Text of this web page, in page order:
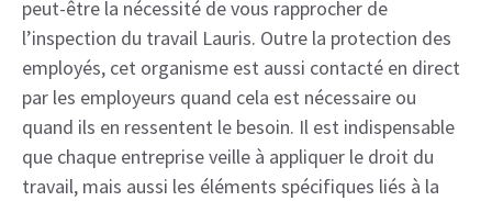
peut-être la nécessité de vous rapprocher de
l’inspection du travail Lauris. Outre la protection des
employés, cet organisme est aussi contacté en direct
par les employeurs quand cela est nécessaire ou
quand ils en ressentent le besoin. Il est indispensable
que chaque entreprise veille à appliquer le droit du
travail, mais aussi les éléments spécifiques liés à la